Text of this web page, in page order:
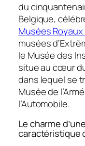
du
Belgique,
Musées Royaux
musées
le Musée des
situe au cœur
dans lequel se
Musée de
l’Automobile.
Le charme
caractéristique